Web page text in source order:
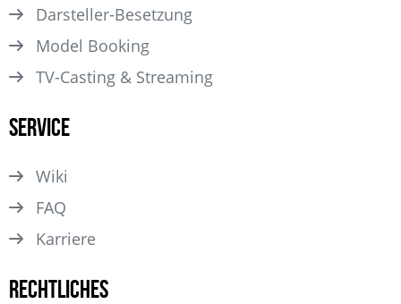
Darsteller­-Besetzung
Model Booking
TV-Casting & Streaming
Service
Wiki
FAQ
Karriere
Rechtliches